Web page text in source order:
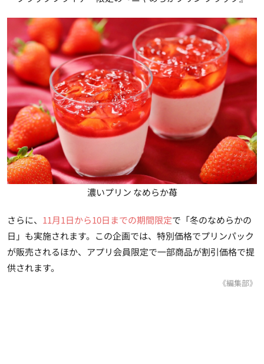
濃いプリン なめらか苺
さらに、 11月1日から10日までの期間限定で「冬のなめらかの
日」も実施されます。この企画では、特別価格でプリンパック
が販売されるほか、アプリ会員限定で一部商品が割引価格で提
供されます。
《編集部》